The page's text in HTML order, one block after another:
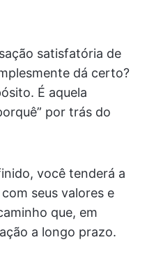
satisfatória de
dá certo?
É aquela
por trás do
você tenderá a
seus valores e
que, em
a longo prazo.